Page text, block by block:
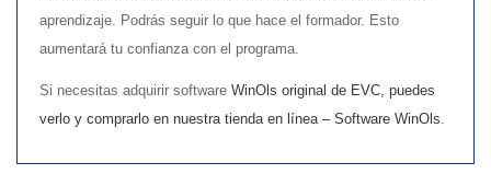
aprendizaje. Podrás seguir lo que hace el formador. Esto
aumentará tu confianza con el programa.
Si necesitas adquirir software WinOls original de EVC, puedes
verlo y comprarlo en nuestra tienda en línea – Software WinOls.